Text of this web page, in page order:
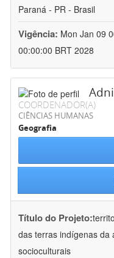
Paraná - PR - Brasil
Vigência: Mon Jan 09
00:00:00 BRT 2028
COORDENADOR(A)
CIÊNCIAS HUMANAS
Geografia
Título do Projeto:
das terras indígenas da
socioculturais